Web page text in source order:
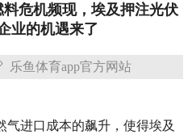
危机频现，埃及押注光伏
业的机遇来了
乐鱼体育app官方网站
气进口成本的飙升，使得埃及